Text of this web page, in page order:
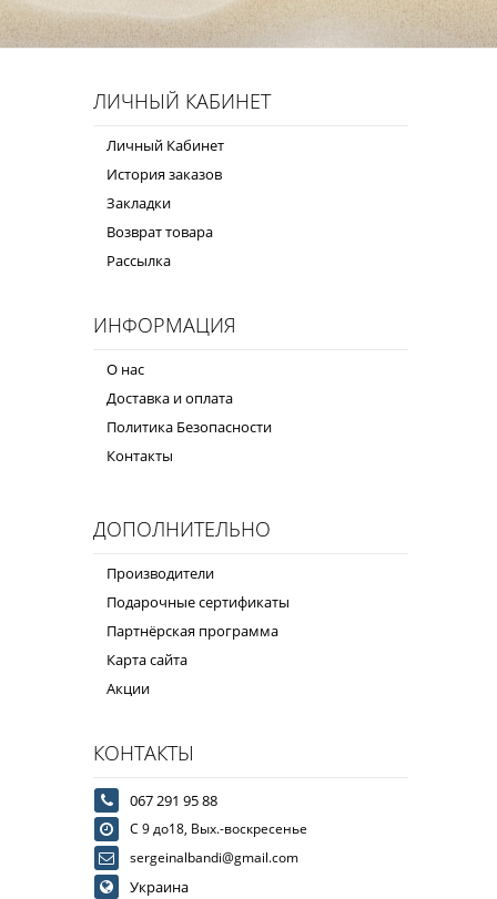
ЛИЧНЫЙ КАБИНЕТ
Личный Кабинет
История заказов
Закладки
Возврат товара
Рассылка
ИНФОРМАЦИЯ
О нас
Доставка и оплата
Политика Безопасности
Контакты
ДОПОЛНИТЕЛЬНО
Производители
Подарочные сертификаты
Партнёрская программа
Карта сайта
Акции
КОНТАКТЫ
067 291 95 88
С 9 до18, Вых.-воскресенье
sergeinalbandi@gmail.com
Украина